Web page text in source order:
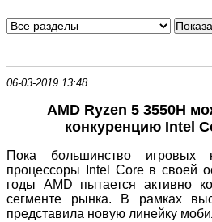
06-03-2019 13:48
AMD Ryzen 5 3550H
конкуренцию Intel
Пока большинство игровых
процессоры Intel Core в своей
годы AMD пытается активно
сегменте рынка. В рамках
представила новую линейку